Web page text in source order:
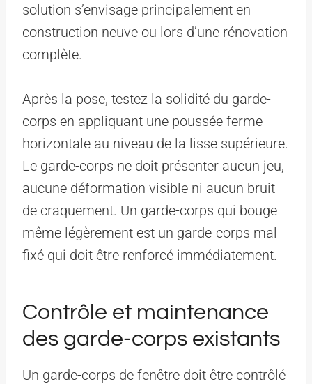
solution s’envisage principalement en
construction neuve ou lors d’une rénovation
complète.
Après la pose, testez la solidité du garde-
corps en appliquant une poussée ferme
horizontale au niveau de la lisse supérieure.
Le garde-corps ne doit présenter aucun jeu,
aucune déformation visible ni aucun bruit
de craquement. Un garde-corps qui bouge
même légèrement est un garde-corps mal
fixé qui doit être renforcé immédiatement.
Contrôle et maintenance
des garde-corps existants
Un garde-corps de fenêtre doit être contrôlé